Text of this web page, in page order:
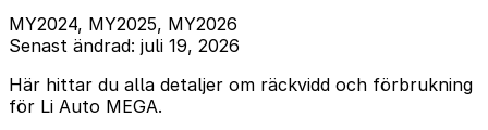
MY2024, MY2025, MY2026
Senast ändrad: juli 19, 2026
Här hittar du alla detaljer om räckvidd och förbrukning
för Li Auto MEGA.